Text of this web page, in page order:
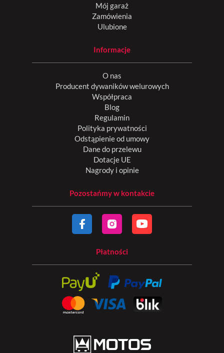
Mój garaż
Zamówienia
Ulubione
Informacje
O nas
Producent dywaników welurowych
Współpraca
Blog
Regulamin
Polityka prywatności
Odstąpienie od umowy
Dane do przelewu
Dotacje UE
Nagrody i opinie
Pozostańmy w kontakcie
Płatności